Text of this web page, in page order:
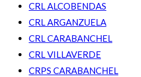
CRL ALCOBENDAS
CRL ARGANZUELA
CRL CARABANCHEL
CRL VILLAVERDE
CRPS CARABANCHEL